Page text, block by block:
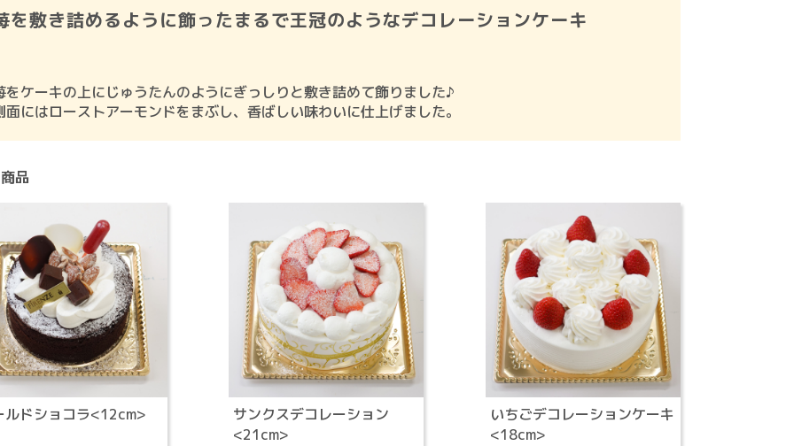
を敷き詰めるように飾ったまるで王冠のようなデコレーションケーキ
をケーキの上にじゅうたんのようにぎっしりと敷き詰めて飾りました♪
面にはローストアーモンドをまぶし、香ばしい味わいに仕上げました。
品
ルドショコラ<12cm>
サンクスデコレーション
<21cm>
いちごデコレーションケーキ
<18cm>